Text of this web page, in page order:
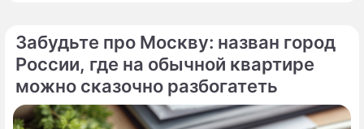
Забудьте про Москву: назван город
России, где на обычной квартире
можно сказочно разбогатеть